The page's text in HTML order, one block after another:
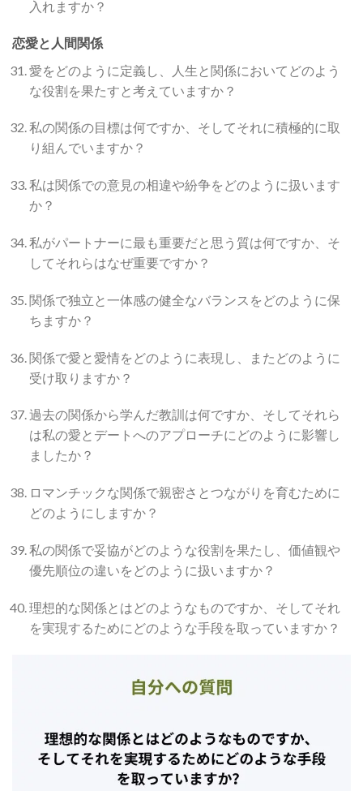
入れますか？
恋愛と人間関係
愛をどのように定義し、人生と関係においてどのよう
な役割を果たすと考えていますか？
私の関係の目標は何ですか、そしてそれに積極的に取
り組んでいますか？
私は関係での意見の相違や紛争をどのように扱います
か？
私がパートナーに最も重要だと思う質は何ですか、そ
してそれらはなぜ重要ですか？
関係で独立と一体感の健全なバランスをどのように保
ちますか？
関係で愛と愛情をどのように表現し、またどのように
受け取りますか？
過去の関係から学んだ教訓は何ですか、そしてそれら
は私の愛とデートへのアプローチにどのように影響し
ましたか？
ロマンチックな関係で親密さとつながりを育むために
どのようにしますか？
私の関係で妥協がどのような役割を果たし、価値観や
優先順位の違いをどのように扱いますか？
理想的な関係とはどのようなものですか、そしてそれ
を実現するためにどのような手段を取っていますか？